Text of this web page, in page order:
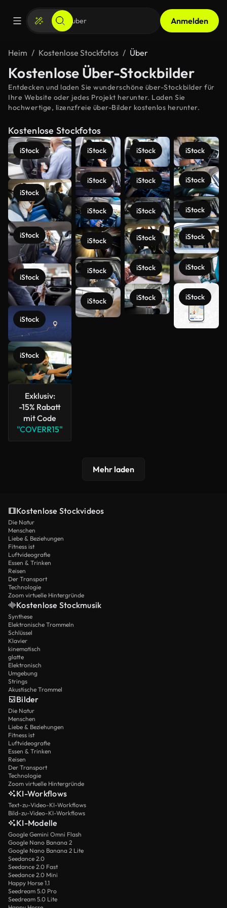
Anmelden
Heim Kostenlose Stockfotos Über
Kostenlose Über-Stockbilder
Entdecken und laden Sie wunderschöne über-Stockbilder für
Ihre Website oder jedes Projekt herunter. Laden Sie
hochwertige, lizenzfreie über-Bilder kostenlos herunter.
Kostenlose Stockfotos
iStock
iStock
iStock
iStock
iStock
iStock
Exklusiv:
-15% Rabatt
mit Code
"COVERR15"
iStock
iStock
iStock
iStock
iStock
iStock
iStock
iStock
iStock
iStock
iStock
iStock
iStock
iStock
iStock
iStock
iStock
iStock
Mehr laden
Kostenlose Stockvideos
Die Natur
Menschen
Liebe & Beziehungen
Fitness ist
Luftvideografie
Essen & Trinken
Reisen
Der Transport
Technologie
Zoom virtuelle Hintergründe
Kostenlose Stockmusik
Synthese
Elektronische Trommeln
Schlüssel
Klavier
kinematisch
glatte
Elektronisch
Umgebung
Strings
Akustische Trommel
Bilder
Die Natur
Menschen
Liebe & Beziehungen
Fitness ist
Luftvideografie
Essen & Trinken
Reisen
Der Transport
Technologie
Zoom virtuelle Hintergründe
KI-Workflows
Text-zu-Video-KI-Workflows
Bild-zu-Video-KI-Workflows
KI-Modelle
Google Gemini Omni Flash
Google Nano Banana 2
Google Nano Banana 2 Lite
Seedance 2.0
Seedance 2.0 Fast
Seedance 2.0 Mini
Happy Horse 1.1
Seedream 5.0 Pro
Seedream 5.0 Lite